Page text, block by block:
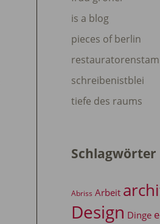
is a blog
pieces of berlin
schreibenistblei
tiefe des raums
Schlagwörter
Abriss Arbeit
Design Dinge